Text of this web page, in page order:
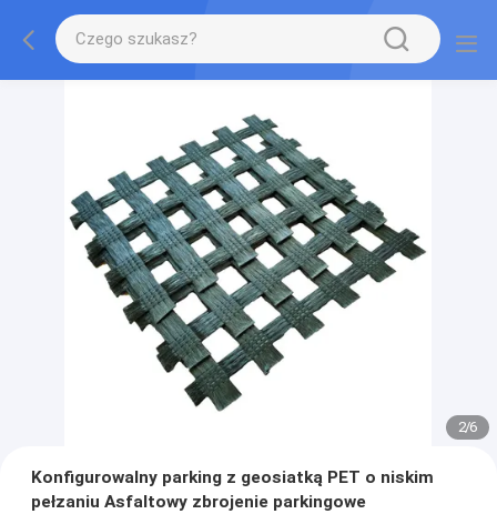
2/6
Konfigurowalny parking z geosiatką PET o niskim
pełzaniu Asfaltowy zbrojenie parkingowe